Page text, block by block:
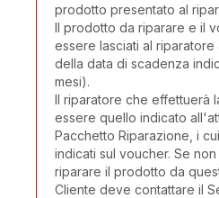
prodotto presentato al
Il prodotto da riparare e il
essere lasciati al riparatore
della data di scadenza
mesi).
Il riparatore che effettuerà
essere quello indicato
Pacchetto Riparazione, i
indicati sul voucher. Se
riparare il prodotto da
Cliente deve contattare il